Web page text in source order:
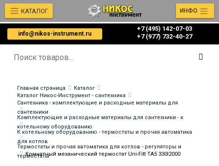
info@nikos-instrument.ru
+7 (495) 142-07-03
‎‎+7 (977) 732-40-27
КАТАЛОГ ИНФО
Главная страница
Каталог
Каталог Никос-Инструмент - сантехника
Сантехника - комплектующие и расходные материалы для
сантехники
Комплектующие и расходные материалы для сантехники - к
котельному оборудованию
К котельному оборудованию - термостаты и прочая автоматика
для котлов
Термостаты и прочая автоматика для котлов - регуляторы и
термостаты
Комнатный механический термостат Uni-Fitt TA5 330I2000